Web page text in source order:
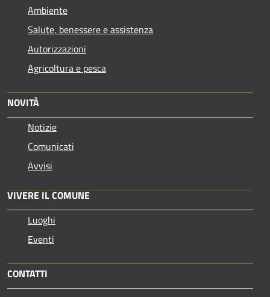
Ambiente
Salute, benessere e assistenza
Autorizzazioni
Agricoltura e pesca
NOVITÀ
Notizie
Comunicati
Avvisi
VIVERE IL COMUNE
Luoghi
Eventi
CONTATTI